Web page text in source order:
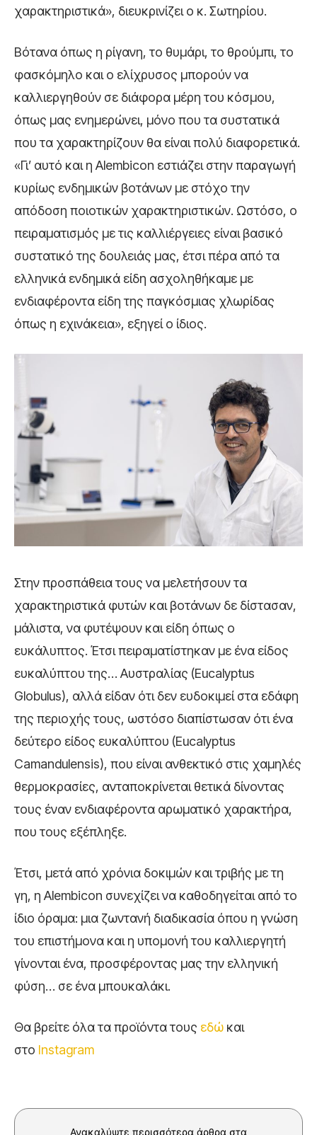
χαρακτηριστικά», διευκρινίζει ο κ. Σωτηρίου.
Βότανα όπως η ρίγανη, το θυμάρι, το θρούμπι, το
φασκόμηλο και ο ελίχρυσος μπορούν να
καλλιεργηθούν σε διάφορα μέρη του κόσμου,
όπως μας ενημερώνει, μόνο που τα συστατικά
που τα χαρακτηρίζουν θα είναι πολύ διαφορετικά.
«Γι’ αυτό και η Alembicon εστιάζει στην παραγωγή
κυρίως ενδημικών βοτάνων με στόχο την
απόδοση ποιοτικών χαρακτηριστικών. Ωστόσο, ο
πειραματισμός με τις καλλιέργειες είναι βασικό
συστατικό της δουλειάς μας, έτσι πέρα από τα
ελληνικά ενδημικά είδη ασχοληθήκαμε με
ενδιαφέροντα είδη της παγκόσμιας χλωρίδας
όπως η εχινάκεια», εξηγεί ο ίδιος.
Στην προσπάθεια τους να μελετήσουν τα
χαρακτηριστικά φυτών και βοτάνων δε δίστασαν,
μάλιστα, να φυτέψουν και είδη όπως ο
ευκάλυπτος. Έτσι πειραματίστηκαν με ένα είδος
ευκαλύπτου της… Αυστραλίας (Eucalyptus
Globulus), αλλά είδαν ότι δεν ευδοκιμεί στα εδάφη
της περιοχής τους, ωστόσο διαπίστωσαν ότι ένα
δεύτερο είδος ευκαλύπτου (Eucalyptus
Camandulensis), που είναι ανθεκτικό στις χαμηλές
θερμοκρασίες, ανταποκρίνεται θετικά δίνοντας
τους έναν ενδιαφέροντα αρωματικό χαρακτήρα,
που τους εξέπληξε.
Έτσι, μετά από χρόνια δοκιμών και τριβής με τη
γη, η Alembicon συνεχίζει να καθοδηγείται από το
ίδιο όραμα: μια ζωντανή διαδικασία όπου η γνώση
του επιστήμονα και η υπομονή του καλλιεργητή
γίνονται ένα, προσφέροντας μας την ελληνική
φύση… σε ένα μπουκαλάκι.
Θα βρείτε όλα τα προϊόντα τους εδώ και
στο Instagram
Ανακαλύψτε περισσότερα άρθρα στα